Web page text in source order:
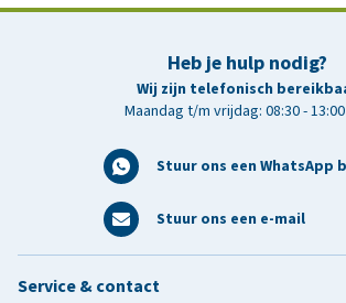
Heb je hulp nodig?
Wij zijn telefonisch
Maandag t/m vrijdag: 08:30 -
Stuur ons een WhatsApp
Stuur ons een e-mail
Service & contact